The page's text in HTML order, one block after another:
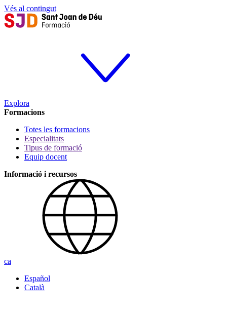
Vés al contingut
Explora
Formacions
Totes les formacions
Especialitats
Tipus de formació
Equip docent
Informació i recursos
ca
Español
Català